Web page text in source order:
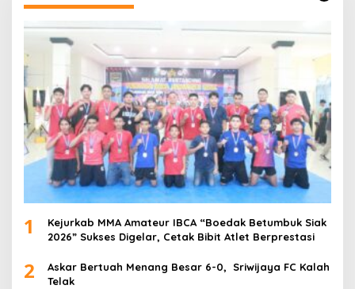
1
Kejurkab MMA Amateur IBCA “Boedak Betumbuk Siak
2026” Sukses Digelar, Cetak Bibit Atlet Berprestasi
2
Askar Bertuah Menang Besar 6-0, Sriwijaya FC Kalah
Telak